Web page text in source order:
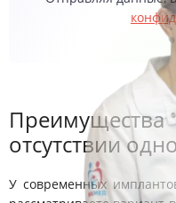
отсутствии
У современных